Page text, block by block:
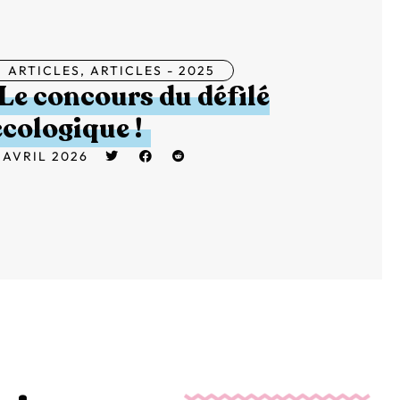
ARTICLES, ARTICLES - 2025
concours du défilé
!
2026